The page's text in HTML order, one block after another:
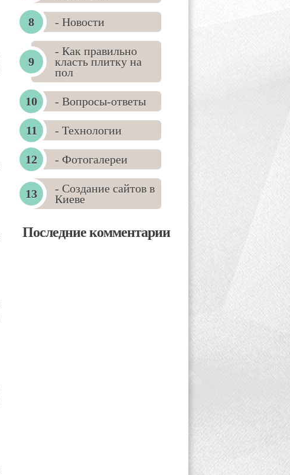
- Новости
- Как правильно
класть плитку на
пол
- Вопросы-ответы
- Технологии
- Фотогалереи
- Создание сайтов в
Киеве
Последние комментарии